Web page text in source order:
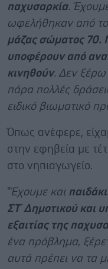
παχυσαρκία.
ωφελήθηκαν από
μάζας σώματος 70.
υποφέρουν από
κινηθούν. Δεν ξέρω
πάρα πολλές
ειδικό βιωματικό
Όπως ανέφερε,
στην εφηβεία με
στο νηπιαγωγείο.
"Έχουμε και
ΣΤ΄Δημοτικού και
εξαιτίας της
ένα πρόβλημα,
αυτά πρέπει να τα